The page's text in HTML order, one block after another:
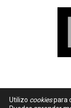
Utilizo cookiespara